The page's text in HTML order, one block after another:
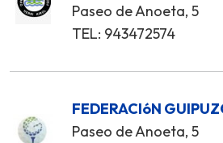
Paseo de Anoeta, 5
TEL: 943472574
FEDERACIóN
Paseo de Anoeta, 5